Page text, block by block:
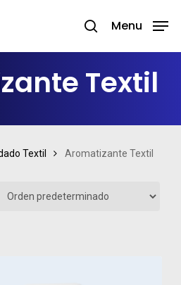
search
Menu
Textil
Textil Aromatizante Textil
Close
Filters
Menu